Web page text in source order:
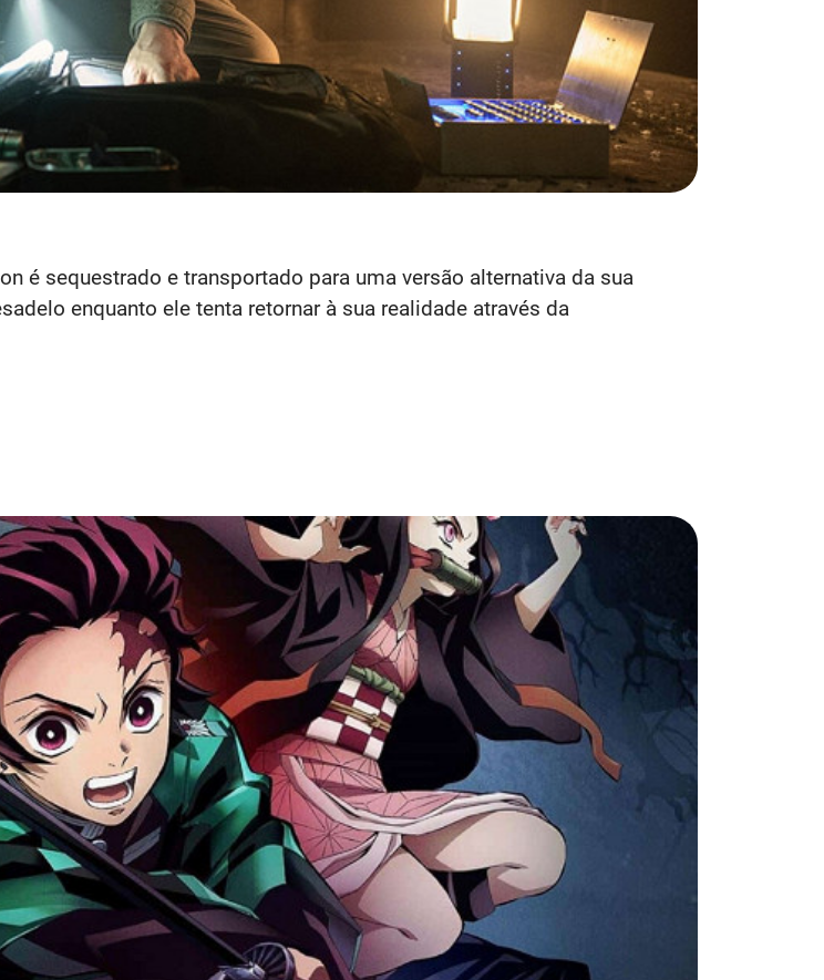
é sequestrado e transportado para uma versão alternativa da sua
enquanto ele tenta retornar à sua realidade através da